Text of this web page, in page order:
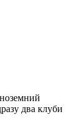
два клуби